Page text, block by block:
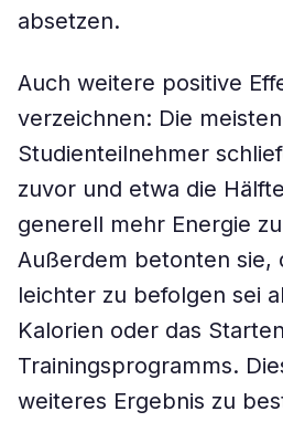
absetzen.
Auch weitere positive
verzeichnen: Die meisten
Studienteilnehmer
zuvor und etwa die
generell mehr Energie
Außerdem betonten sie,
leichter zu befolgen sei
Kalorien oder das
Trainingsprogramms.
weiteres Ergebnis zu